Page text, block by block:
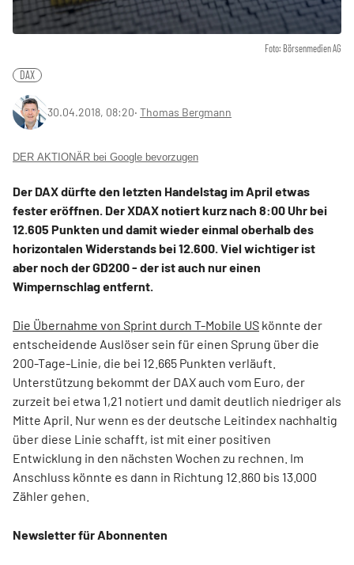
Foto: Börsenmedien AG
DAX
30.04.2018, 08:20‧ Thomas Bergmann
DER AKTIONÄR bei Google bevorzugen
Der DAX dürfte den letzten Handelstag im April etwas
fester eröffnen. Der XDAX notiert kurz nach 8:00 Uhr bei
12.605 Punkten und damit wieder einmal oberhalb des
horizontalen Widerstands bei 12.600. Viel wichtiger ist
aber noch der GD200 - der ist auch nur einen
Wimpernschlag entfernt.
Die Übernahme von Sprint durch T-Mobile US könnte der
entscheidende Auslöser sein für einen Sprung über die
200-Tage-Linie, die bei 12.665 Punkten verläuft.
Unterstützung bekommt der DAX auch vom Euro, der
zurzeit bei etwa 1,21 notiert und damit deutlich niedriger als
Mitte April. Nur wenn es der deutsche Leitindex nachhaltig
über diese Linie schafft, ist mit einer positiven
Entwicklung in den nächsten Wochen zu rechnen. Im
Anschluss könnte es dann in Richtung 12.860 bis 13.000
Zähler gehen.
Newsletter für Abonnenten